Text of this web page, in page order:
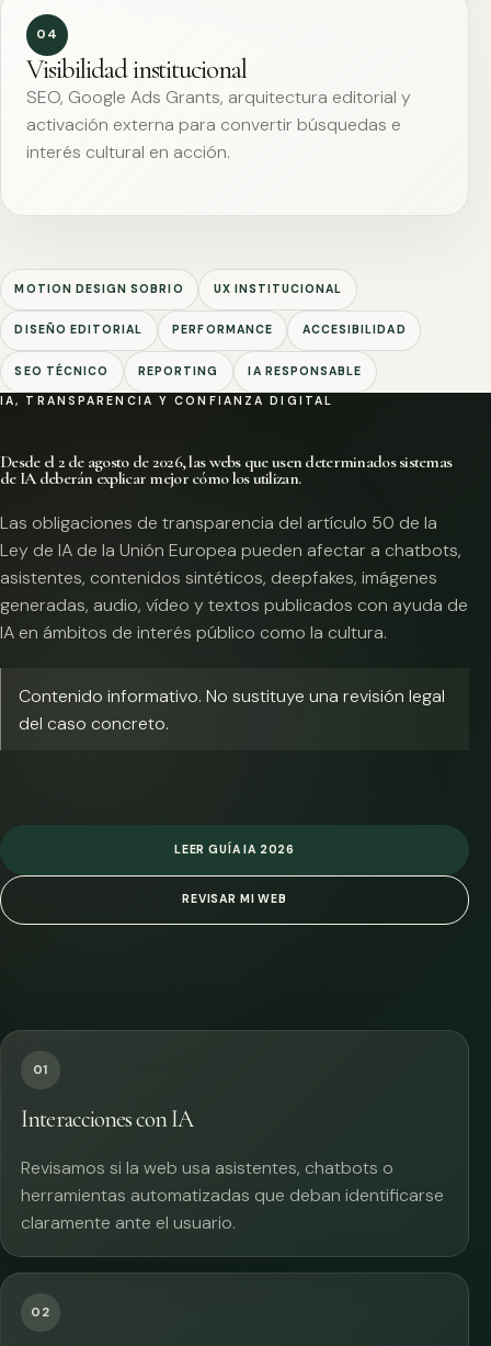
04
Visibilidad institucional
SEO, Google Ads Grants, arquitectura editorial y
activación externa para convertir búsquedas e
interés cultural en acción.
MOTION DESIGN SOBRIO UX INSTITUCIONAL
DISEÑO EDITORIAL PERFORMANCE ACCESIBILIDAD
SEO TÉCNICO REPORTING IA RESPONSABLE
IA, TRANSPARENCIA Y CONFIANZA DIGITAL
Desde el 2 de agosto de 2026, las webs que usen determinados sistemas
de IA deberán explicar mejor cómo los utilizan.
Las obligaciones de transparencia del artículo 50 de la
Ley de IA de la Unión Europea pueden afectar a chatbots,
asistentes, contenidos sintéticos, deepfakes, imágenes
generadas, audio, vídeo y textos publicados con ayuda de
IA en ámbitos de interés público como la cultura.
Contenido informativo. No sustituye una revisión legal
del caso concreto.
LEER GUÍA IA 2026
REVISAR MI WEB
01
Interacciones con IA
Revisamos si la web usa asistentes, chatbots o
herramientas automatizadas que deban identificarse
claramente ante el usuario.
02